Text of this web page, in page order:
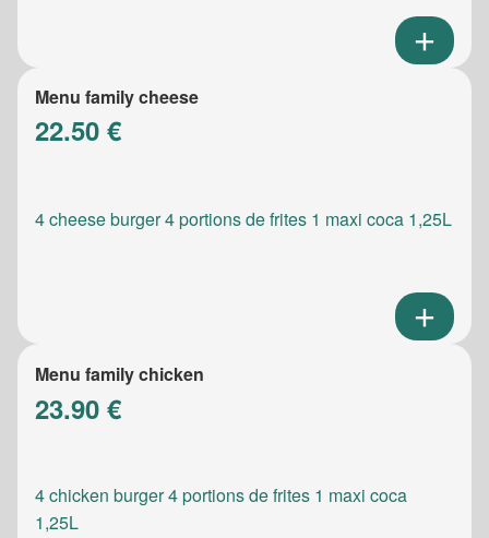
Menu family cheese
22.50 €
4 cheese burger 4 portions de frites 1 maxi coca 1,25L
Menu family chicken
23.90 €
4 chicken burger 4 portions de frites 1 maxi coca
1,25L